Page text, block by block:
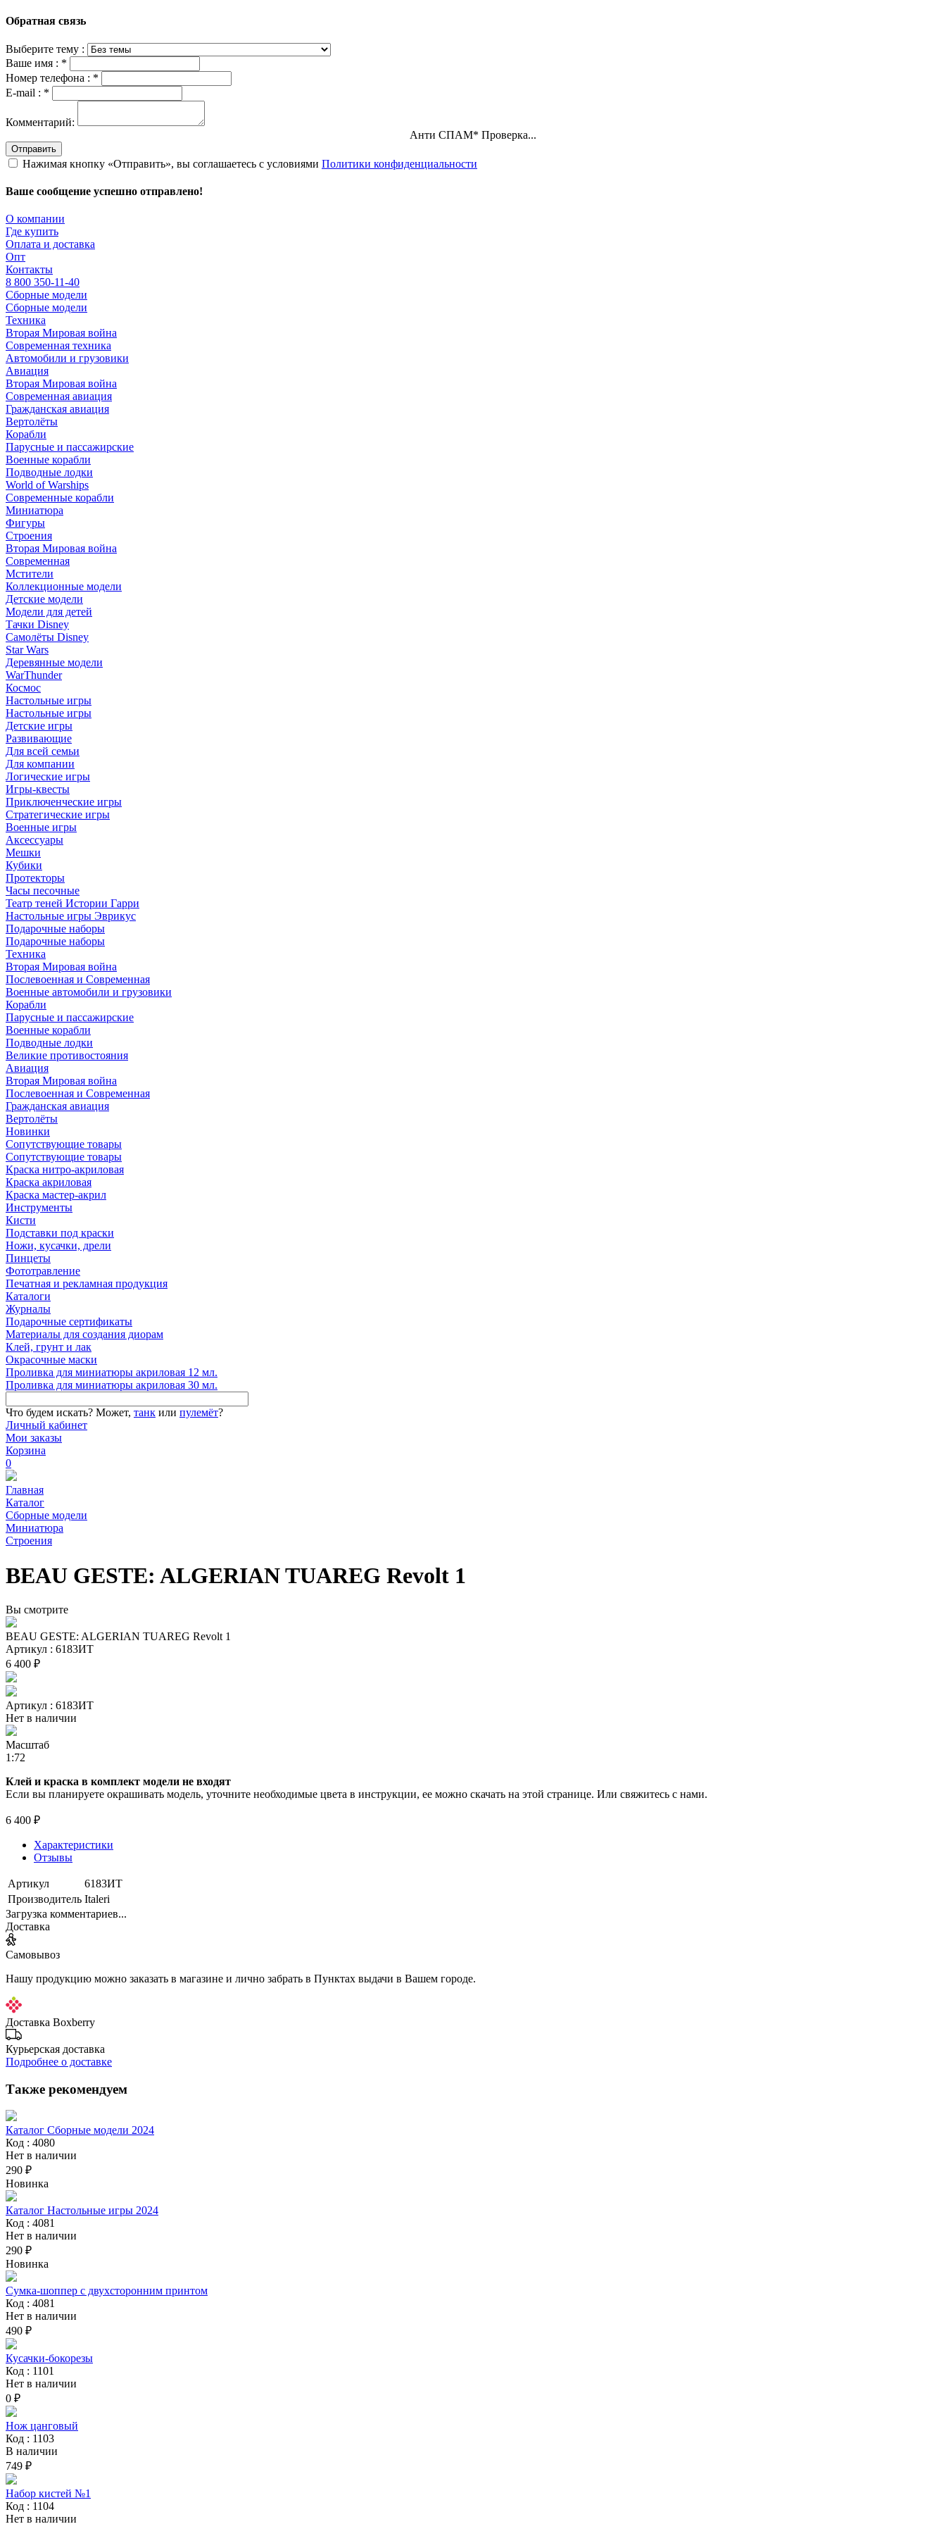
Обратная связь
Выберите тему :
Ваше имя : *
Номер телефона : *
E-mail : *
Комментарий:
Анти СПАМ* Проверка...
Отправить
Нажимая кнопку «Отправить», вы соглашаетесь с условиями Политики конфиденциальности
Ваше сообщение успешно отправлено!
О компании
Где купить
Оплата и доставка
Опт
Контакты
8 800 350-11-40
Сборные модели
Сборные модели
Техника
Вторая Мировая война
Современная техника
Автомобили и грузовики
Авиация
Вторая Мировая война
Современная авиация
Гражданская авиация
Вертолёты
Корабли
Парусные и пассажирские
Военные корабли
Подводные лодки
World of Warships
Современные корабли
Миниатюра
Фигуры
Строения
Вторая Мировая война
Современная
Мстители
Коллекционные модели
Детские модели
Модели для детей
Тачки Disney
Самолёты Disney
Star Wars
Деревянные модели
WarThunder
Космос
Настольные игры
Настольные игры
Детские игры
Развивающие
Для всей семьи
Для компании
Логические игры
Игры-квесты
Приключенческие игры
Стратегические игры
Военные игры
Аксессуары
Мешки
Кубики
Протекторы
Часы песочные
Театр теней Истории Гарри
Настольные игры Эврикус
Подарочные наборы
Подарочные наборы
Техника
Вторая Мировая война
Послевоенная и Современная
Военные автомобили и грузовики
Корабли
Парусные и пассажирские
Военные корабли
Подводные лодки
Великие противостояния
Авиация
Вторая Мировая война
Послевоенная и Современная
Гражданская авиация
Вертолёты
Новинки
Сопутствующие товары
Сопутствующие товары
Краска нитро-акриловая
Краска акриловая
Краска мастер-акрил
Инструменты
Кисти
Подставки под краски
Ножи, кусачки, дрели
Пинцеты
Фототравление
Печатная и рекламная продукция
Каталоги
Журналы
Подарочные сертификаты
Материалы для создания диорам
Клей, грунт и лак
Окрасочные маски
Проливка для миниатюры акриловая 12 мл.
Проливка для миниатюры акриловая 30 мл.
Что будем искать? Может, танк или пулемёт?
Личный кабинет
Мои заказы
Корзина
0
Главная
Каталог
Сборные модели
Миниатюра
Строения
BEAU GESTE: ALGERIAN TUAREG Revolt 1
Вы смотрите
BEAU GESTE: ALGERIAN TUAREG Revolt 1
Артикул : 6183ИТ
6 400 ₽
Артикул : 6183ИТ
Нет в наличии
Масштаб
1:72
Клей и краска в комплект модели не входят
Если вы планируете окрашивать модель, уточните необходимые цвета в инструкции, ее можно скачать на этой странице. Или свяжитесь с нами.
6 400 ₽
Характеристики
Отзывы
Артикул
6183ИТ
Производитель Italeri
Загрузка комментариев...
Доставка
Самовывоз
Нашу продукцию можно заказать в магазине и лично забрать в Пунктах выдачи в Вашем городе.
Доставка Boxberry
Курьерская доставка
Подробнее о доставке
Также рекомендуем
Каталог Сборные модели 2024
Код : 4080
Нет в наличии
290 ₽
Новинка
Каталог Настольные игры 2024
Код : 4081
Нет в наличии
290 ₽
Новинка
Сумка-шоппер с двухсторонним принтом
Код : 4081
Нет в наличии
490 ₽
Кусачки-бокорезы
Код : 1101
Нет в наличии
0 ₽
Нож цанговый
Код : 1103
В наличии
749 ₽
Набор кистей №1
Код : 1104
Нет в наличии